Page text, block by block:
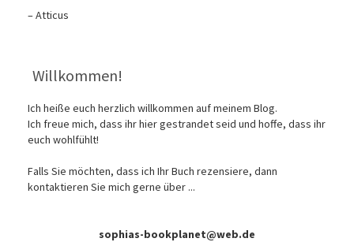
– Atticus
Willkommen!
Ich heiße euch herzlich willkommen auf meinem Blog.
Ich freue mich, dass ihr hier gestrandet seid und hoffe, dass ihr
euch wohlfühlt!
Falls Sie möchten, dass ich Ihr Buch rezensiere, dann
kontaktieren Sie mich gerne über ...
sophias-bookplanet@web.de